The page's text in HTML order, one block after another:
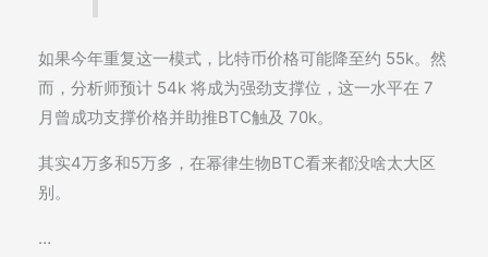
如果今年重复这一模式，比特币价格可能降至约 55k。然
而，分析师预计 54k 将成为强劲支撑位，这一水平在 7
月曾成功支撑价格并助推BTC触及 70k。
其实4万多和5万多，在幂律生物BTC看来都没啥太大区
别。
…